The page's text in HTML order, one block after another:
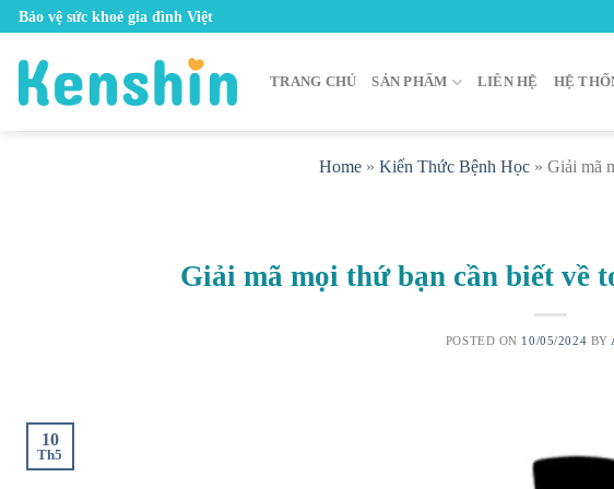
Skip
content
Bảo vệ sức khoẻ gia đình Việt
TRANG CHỦ SẢN PHẨM LIÊN HỆ HỆ
Home » Kiến Thức Bệnh Học » Giải mã
Giải mã mọi thứ bạn cần biết về
POSTED ON 10/05/2024 BY
10
Th5